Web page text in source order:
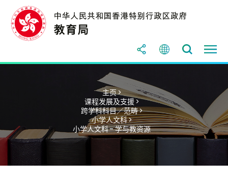
主页 >
课程发展及支援 >
跨学科科目／范畴 >
小学人文科 >
小学人文科 - 学与教资源